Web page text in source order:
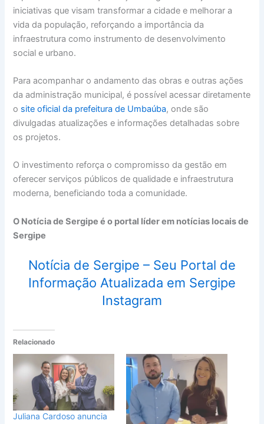
iniciativas que visam transformar a cidade e melhorar a
vida da população, reforçando a importância da
infraestrutura como instrumento de desenvolvimento
social e urbano.
Para acompanhar o andamento das obras e outras ações
da administração municipal, é possível acessar diretamente
o site oficial da prefeitura de Umbaúba, onde são
divulgadas atualizações e informações detalhadas sobre
os projetos.
O investimento reforça o compromisso da gestão em
oferecer serviços públicos de qualidade e infraestrutura
moderna, beneficiando toda a comunidade.
O Notícia de Sergipe é o portal líder em notícias locais de
Sergipe
Notícia de Sergipe – Seu Portal de
Informação Atualizada em Sergipe
Instagram
Relacionado
Juliana Cardoso anuncia